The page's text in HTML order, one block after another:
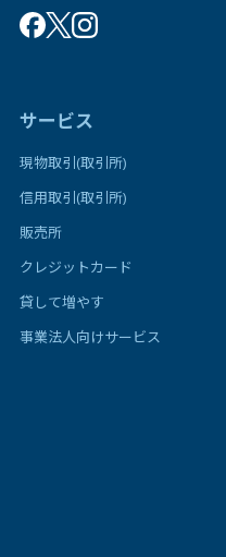
サービス
現物取引(取引所)
信用取引(取引所)
販売所
クレジットカード
貸して増やす
事業法人向けサービス